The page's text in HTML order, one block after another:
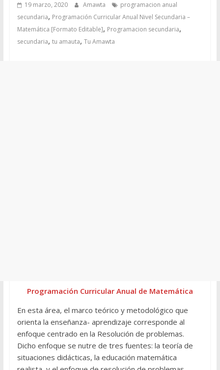
19 marzo, 2020 Amawta
programacion anual
secundaria, Programación Curricular Anual Nivel Secundaria –
Matemática [Formato Editable], Programacion secundaria,
secundaria, tu amauta, Tu Amawta
Programación Curricular Anual de Matemática
En esta área, el marco teórico y metodológico que
orienta la enseñanza- aprendizaje corresponde al
enfoque centrado en la Resolución de problemas.
Dicho enfoque se nutre de tres fuentes: la teoría de
situaciones didácticas, la educación matemática